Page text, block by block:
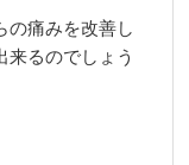
の痛みを改善し
来るのでしょう